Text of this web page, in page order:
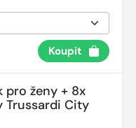
Koupit
pro ženy + 8x
Trussardi City